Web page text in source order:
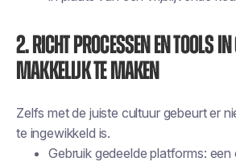
2. Richt processen en tools in
makkelijk te maken
Zelfs met de juiste cultuur gebeurt er
te ingewikkeld is.
Gebruik gedeelde platforms: een